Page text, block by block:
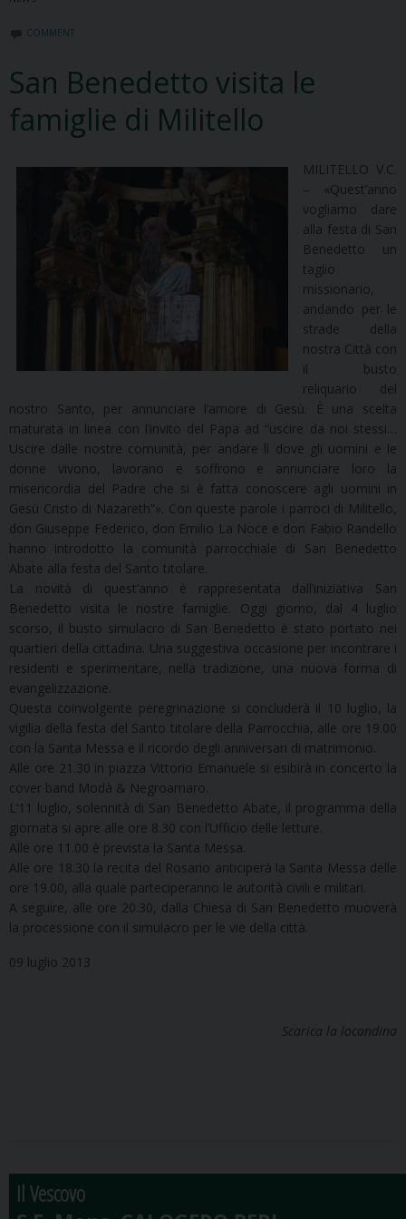
COMMENT
San Benedetto visita le
famiglie di Militello
MILITELLO V.C.
– «Quest’anno
vogliamo dare
alla festa di San
Benedetto un
taglio
missionario,
andando per le
strade della
nostra Città con
il busto
reliquario del
nostro Santo, per annunciare l’amore di Gesù. È una scelta
maturata in linea con l’invito del Papa ad “uscire da noi stessi…
Uscire dalle nostre comunità, per andare lì dove gli uomini e le
donne vivono, lavorano e soffrono e annunciare loro la
misericordia del Padre che si è fatta conoscere agli uomini in
Gesù Cristo di Nazareth”». Con queste parole i parroci di Militello,
don Giuseppe Federico, don Emilio La Noce e don Fabio Randello
hanno introdotto la comunità parrocchiale di San Benedetto
Abate alla festa del Santo titolare.
La novità di quest’anno è rappresentata dall’iniziativa San
Benedetto visita le nostre famiglie. Oggi giorno, dal 4 luglio
scorso, il busto simulacro di San Benedetto è stato portato nei
quartieri della cittadina. Una suggestiva occasione per incontrare i
residenti e sperimentare, nella tradizione, una nuova forma di
evangelizzazione.
Questa coinvolgente peregrinazione si concluderà il 10 luglio, la
vigilia della festa del Santo titolare della Parrocchia, alle ore 19.00
con la Santa Messa e il ricordo degli anniversari di matrimonio.
Alle ore 21.30 in piazza Vittorio Emanuele si esibirà in concerto la
cover band Modà & Negroamaro.
L’11 luglio, solennità di San Benedetto Abate, il programma della
giornata si apre alle ore 8.30 con l’Ufficio delle letture.
Alle ore 11.00 è prevista la Santa Messa.
Alle ore 18.30 la recita del Rosario anticiperà la Santa Messa delle
ore 19.00, alla quale parteciperanno le autorità civili e militari.
A seguire, alle ore 20.30, dalla Chiesa di San Benedetto muoverà
la processione con il simulacro per le vie della città.
09 luglio 2013
Scarica la locandina
Il Vescovo